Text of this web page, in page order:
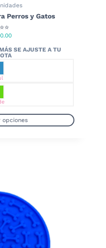
Perros y Gatos
opciones